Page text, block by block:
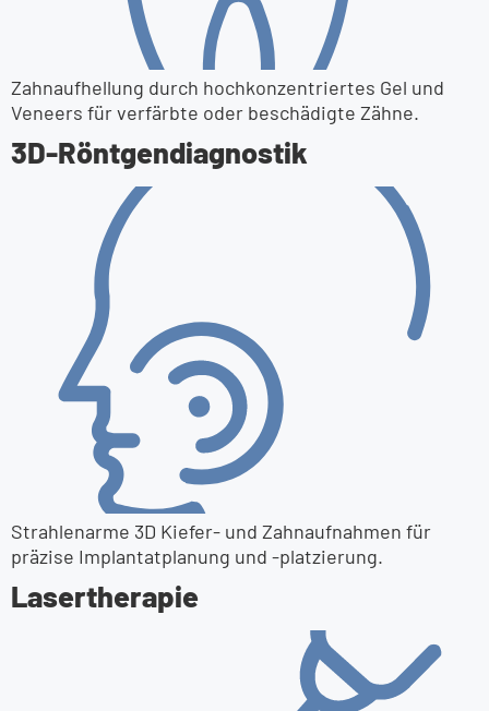
Zahnaufhellung durch hochkonzentriertes Gel und
Veneers für verfärbte oder beschädigte Zähne.
3D-Röntgen­diagnostik
Strahlenarme 3D Kiefer- und Zahnaufnahmen für
präzise Implantatplanung und -platzierung.
Lasertherapie